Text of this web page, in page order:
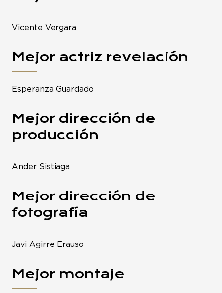
Vicente Vergara
Mejor actriz revelación
Esperanza Guardado
Mejor dirección de
producción
Ander Sistiaga
Mejor dirección de
fotografía
Javi Agirre Erauso
Mejor montaje